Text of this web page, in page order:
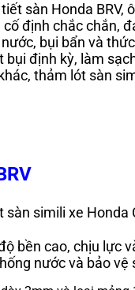
sàn Honda BRV,
định chắc chắn,
bụi bẩn và
bụi định kỳ, làm
thảm lót sàn
simili xe
bền cao, chịu lực
nước và bảo